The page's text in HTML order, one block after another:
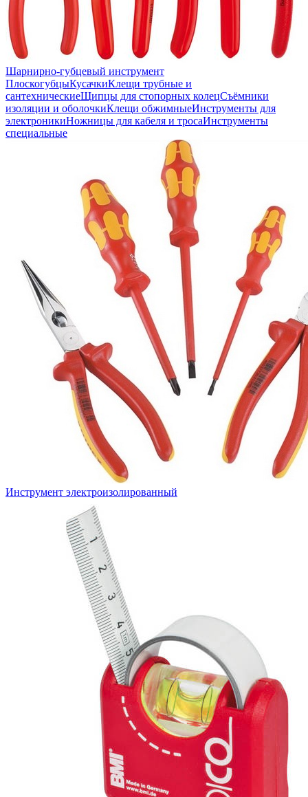
Шарнирно-губцевый инструмент
ПлоскогубцыКусачкиКлещи трубные и
сантехническиеЩипцы для стопорных колецСъёмники
изоляции и оболочкиКлещи обжимныеИнструменты для
электроникиНожницы для кабеля и тросаИнструменты
специальные
Инструмент электроизолированный